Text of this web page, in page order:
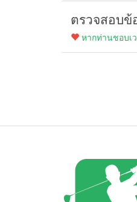
ตรวจสอบข้
หากท่านชอบเ